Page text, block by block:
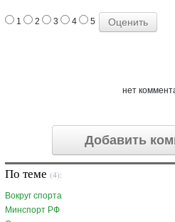
1 2 3 4 5
нет
Добавить
По теме (4):
Вокруг спорта
Минспорт РФ